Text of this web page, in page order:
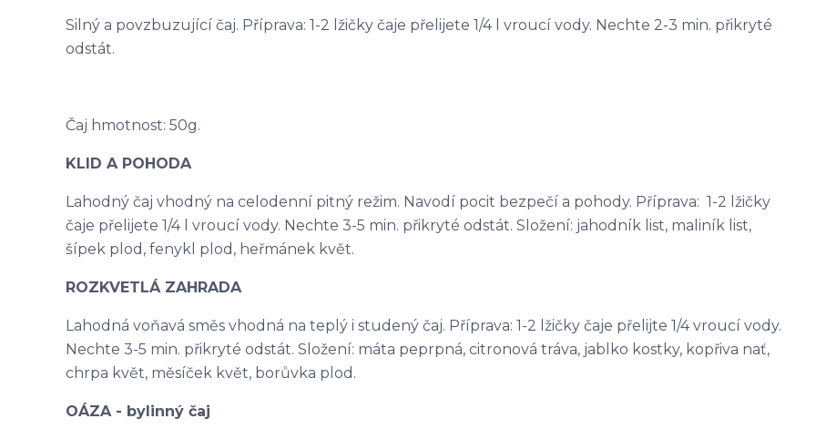
Silný a povzbuzující čaj. Příprava: 1-2 lžičky čaje přelijete 1/4 l vroucí vody. Nechte 2-3 min. přikryté
odstát.
Čaj hmotnost: 50g.
KLID A POHODA
Lahodný čaj vhodný na celodenní pitný režim. Navodí pocit bezpečí a pohody. Příprava: 1-2 lžičky
čaje přelijete 1/4 l vroucí vody. Nechte 3-5 min. přikryté odstát. Složení: jahodník list, maliník list,
šípek plod, fenykl plod, heřmánek květ.
ROZKVETLÁ ZAHRADA
Lahodná voňavá směs vhodná na teplý i studený čaj. Příprava: 1-2 lžičky čaje přelijte 1/4 vroucí vody.
Nechte 3-5 min. přikryté odstát. Složení: máta peprpná, citronová tráva, jablko kostky, kopřiva nať,
chrpa květ, měsíček květ, borůvka plod.
OÁZA - bylinný čaj